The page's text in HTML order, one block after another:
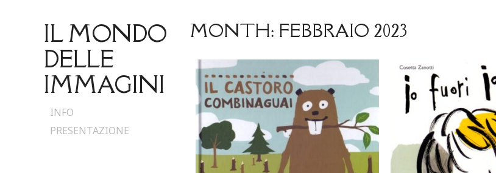
IL MONDO
DELLE
IMMAGINI
Skip
to
INFO
PRESENTAZIONE
MONTH: FEBBRAIO 2023